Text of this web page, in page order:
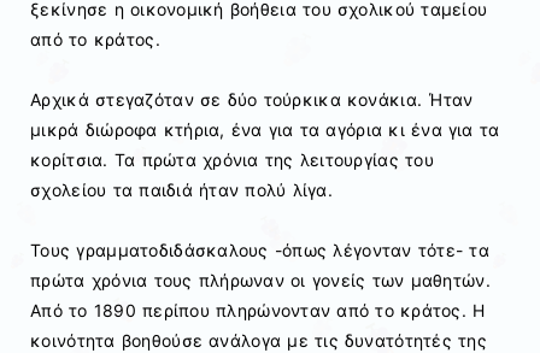
ξεκίνησε η οικονομική βοήθεια του σχολικού ταμείου
από το κράτος.
Αρχικά στεγαζόταν σε δύο τούρκικα κονάκια. Ήταν
μικρά διώροφα κτήρια, ένα για τα αγόρια κι ένα για τα
κορίτσια. Τα πρώτα χρόνια της λειτουργίας του
σχολείου τα παιδιά ήταν πολύ λίγα.
Τους γραμματοδιδάσκαλους -όπως λέγονταν τότε- τα
πρώτα χρόνια τους πλήρωναν οι γονείς των μαθητών.
Από το 1890 περίπου πληρώνονταν από το κράτος. Η
κοινότητα βοηθούσε ανάλογα με τις δυνατότητές της